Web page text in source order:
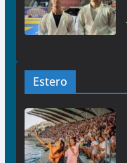
Estero